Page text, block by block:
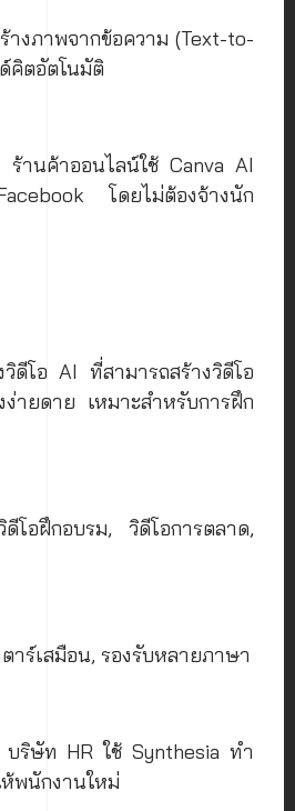
างภาพจากข้อความ (Text-to-
คิตอัตโนมัติ
ร้านค้าออนไลน์ใช้ Canva AI
โดยไม่ต้องจ้างนัก
ดีโอ AI ที่สามารถสร้างวิดีโอ
ง่ายดาย เหมาะสำหรับการฝึก
อฝึกอบรม, วิดีโอการตลาด,
าร์เสมือน, รองรับหลายภาษา
บริษัท HR ใช้ Synthesia ทำ
ห้พนักงานใหม่